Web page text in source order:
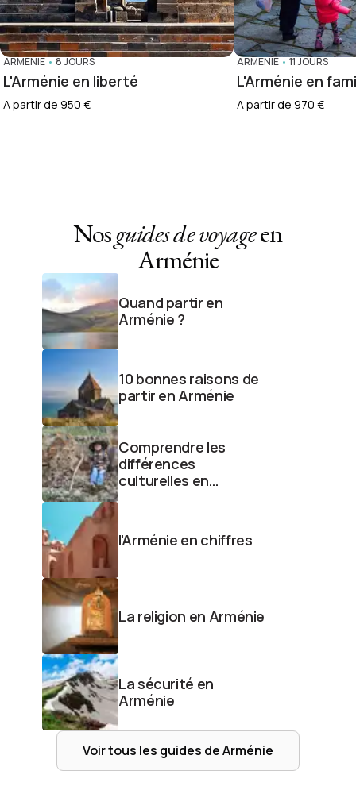
ARMÉNIE•8 JOURS
L'Arménie en liberté
A partir de 950 €
ARMÉNIE•11 JOURS
L'Arménie en
A partir de 970 €
Nosguides de voyageen
Arménie
Quand partir en
Arménie ?
10 bonnes raisons de
partir en Arménie
Comprendre les
différences
culturelles en
l'Arménie en chiffres
La religion en Arménie
La sécurité en
Arménie
Voir tous les guides deArménie